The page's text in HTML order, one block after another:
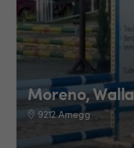
Moreno,
9212 Arnegg